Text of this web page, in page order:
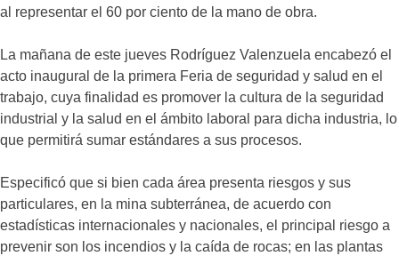
al representar el 60 por ciento de la mano de obra.
La mañana de este jueves Rodríguez Valenzuela encabezó el
acto inaugural de la primera Feria de seguridad y salud en el
trabajo, cuya finalidad es promover la cultura de la seguridad
industrial y la salud en el ámbito laboral para dicha industria, lo
que permitirá sumar estándares a sus procesos.
Especificó que si bien cada área presenta riesgos y sus
particulares, en la mina subterránea, de acuerdo con
estadísticas internacionales y nacionales, el principal riesgo a
prevenir son los incendios y la caída de rocas; en las plantas